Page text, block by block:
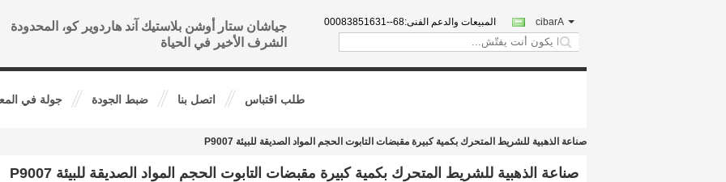
جياشان ستار أوشن بلاستيك آند هاردوير كو، المحدودة
الشرف الأخير في الحياة
المبيعات والدعم الفنى:86--13615838000 Arabic
search
جولة في ضبط الجودة اتصل بنا طلب اقتباس
صناعة الذهبية للشريط المتحرك بكمية كبيرة مقبضات التابوت الحجم المواد الصديقة للبيئة P9007
صناعة الذهبية للشريط المتحرك بكمية كبيرة مقبضات التابوت الحجم المواد الصديقة للبيئة P9007